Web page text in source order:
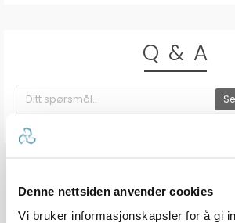
Denne nettsiden anvender cookies
Vi bruker informasjonskapsler for å gi
Q & A